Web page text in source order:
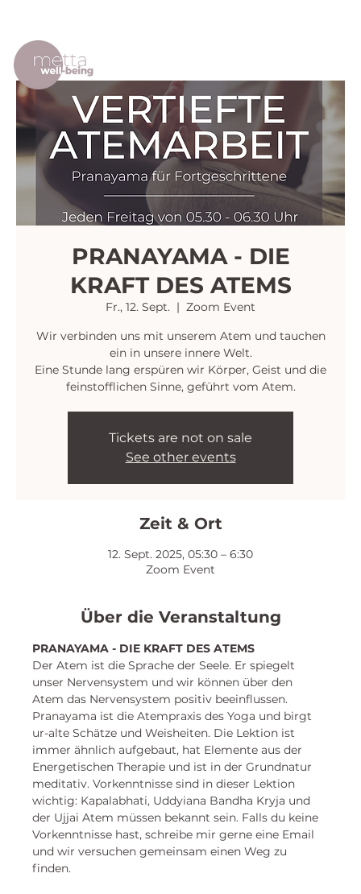
PRANAYAMA - DIE
KRAFT DES ATEMS
Fr., 12. Sept.
  |
Zoom Event
Wir verbinden uns mit unserem Atem und tauchen
ein in unsere innere Welt.
Eine Stunde lang erspüren wir Körper, Geist und die
feinstofflichen Sinne, geführt vom Atem.
Tickets are not on sale
See other events
Zeit & Ort
12. Sept. 2025, 05:30 – 6:30
Zoom Event
Über die Veranstaltung
PRANAYAMA - DIE KRAFT DES ATEMS
Der Atem ist die Sprache der Seele. Er spiegelt
unser Nervensystem und wir können über den
Atem das Nervensystem positiv beeinflussen.
Pranayama ist die Atempraxis des Yoga und birgt
ur-alte Schätze und Weisheiten. Die Lektion ist
immer ähnlich aufgebaut, hat Elemente aus der
Energetischen Therapie und ist in der Grundnatur
meditativ. Vorkenntnisse sind in dieser Lektion
wichtig: Kapalabhati, Uddyiana Bandha Kryja und
der Ujjai Atem müssen bekannt sein. Falls du keine
Vorkenntnisse hast, schreibe mir gerne eine Email
und wir versuchen gemeinsam einen Weg zu
finden.